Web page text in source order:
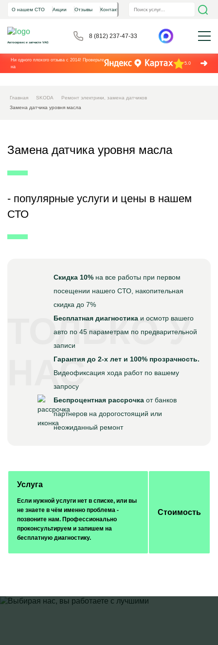
О нашем СТО Акции Отзывы Контакты
Автосервис и запчасти VAG
8 (812) 237-47-33
Ни одного плохого отзыва с 2014! Проверьте
на
5.0
Главная SKODA
Ремонт электрики, замена датчиков
Замена датчика уровня масла
Замена датчика уровня масла
- популярные услуги и цены в нашем
СТО
Скидка 10% на все работы при первом
посещении нашего СТО, накопительная
скидка до 7%
Бесплатная диагностика и осмотр вашего
авто по 45 параметрам по предварительной
записи
Гарантия до 2-х лет и 100% прозрачность.
Видеофиксация хода работ по вашему
запросу
Беспроцентная рассрочка от банков
партнеров на дорогостоящий или
неожиданный ремонт
ТОЛЬКО У
НАС
Услуга
Если нужной услуги нет в списке, или вы
не знаете в чём именно проблема -
позвоните нам. Профессионально
проконсультируем и запишем на
бесплатную диагностику.
Стоимость